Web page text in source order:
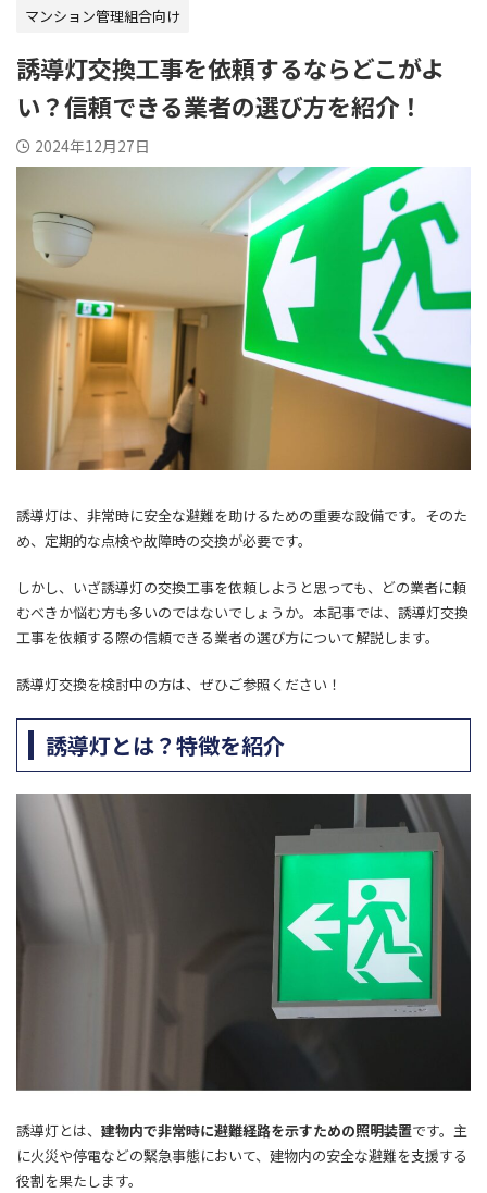
マンション管理組合向け
誘導灯交換工事を依頼するならどこがよ
い？信頼できる業者の選び方を紹介！
2024年12月27日
誘導灯は、非常時に安全な避難を助けるための重要な設備です。そのた
め、定期的な点検や故障時の交換が必要です。
しかし、いざ誘導灯の交換工事を依頼しようと思っても、どの業者に頼
むべきか悩む方も多いのではないでしょうか。本記事では、誘導灯交換
工事を依頼する際の信頼できる業者の選び方について解説します。
誘導灯交換を検討中の方は、ぜひご参照ください！
誘導灯とは？特徴を紹介
誘導灯とは、 建物内で非常時に避難経路を示すための照明装置です。主
に火災や停電などの緊急事態において、建物内の安全な避難を支援する
役割を果たします。